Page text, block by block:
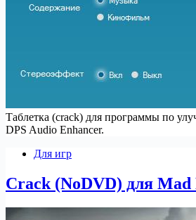
Таблетка (crack) для программы по
DPS Audio Enhancer.
Для игр
Crack (NoDVD) для